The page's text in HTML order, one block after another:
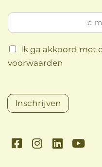
Ik ga akkoord met
voorwaarden
Inschrijven
F
a
I
n
L
i
Y
o